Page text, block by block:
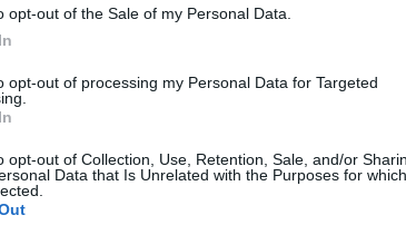
opt-out of the Sale of my Personal Data.
opt-out of processing my Personal Data for Targeted
opt-out of Collection, Use, Retention, Sale, and/or
Data that Is Unrelated with the Purposes for
11επ., 2 μπλοκ), Ράπτης 13 (10/20επ., 2
Βαν ντε Ντρις 18 (13/23επ., 2
1 άσσος) / Γκαράς (λ. – 58%υπ.,
(Σάκης Ψάρρας):Χανδρινός Σπύρος
Μπράιν 2 (1/2επ., 1 μπλοκ),